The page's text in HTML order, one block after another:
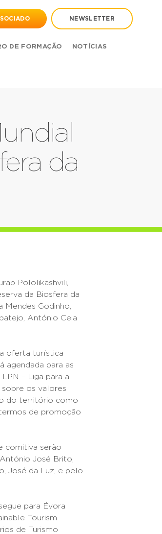
NEWSLETTER
DE FORMAÇÃO NOTÍCIAS
da
Pololikashvili,
da Biosfera da
Mendes Godinho,
António Ceia
oferta turística
agendada para as
– Liga para a
os valores
do território como
de promoção
comitiva serão
José Brito,
José da Luz, e pelo
para Évora
Tourism
de Turismo